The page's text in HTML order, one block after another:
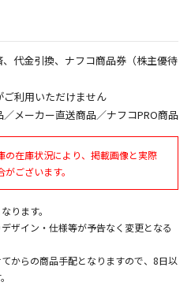
す。
代金引換、ナフコ商品券（株主優待
利用いただけません
メーカー直送商品／ナフコPRO商品
在庫状況により、掲載画像と実際
ございます。
ります。
ザイン・仕様等が予告なく変更となる
からの商品手配となりますので、8日以